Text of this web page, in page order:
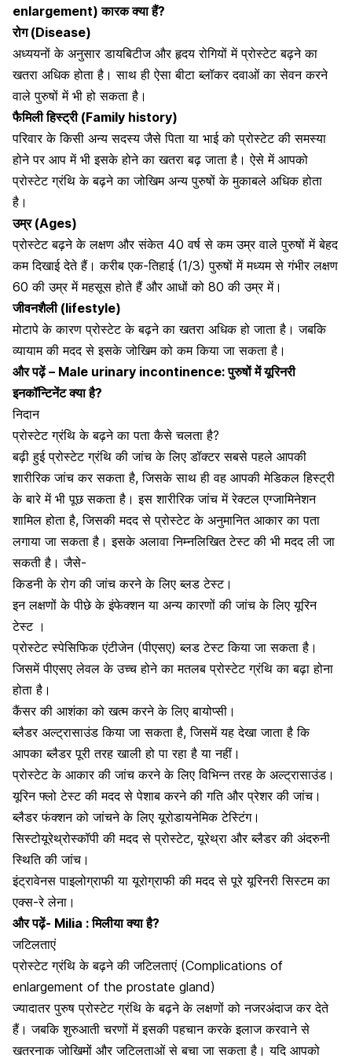
enlargement) कारक क्या हैं?
रोग (Disease)
अध्ययनों के अनुसार डायबिटीज और हृदय रोगियों में प्रोस्टेट बढ़ने का
खतरा अधिक होता है। साथ ही ऐसा बीटा ब्लॉकर दवाओं का सेवन करने
वाले पुरुषों में भी हो सकता है।
फैमिली हिस्ट्री (Family history)
परिवार के किसी अन्य सदस्य जैसे पिता या भाई को प्रोस्टेट की समस्या
होने पर आप में भी इसके होने का खतरा बढ़ जाता है। ऐसे में आपको
प्रोस्टेट ग्रंथि के बढ़ने का जोखिम अन्य पुरुषों के मुकाबले अधिक होता
है।
उम्र (Ages)
प्रोस्टेट बढ़ने के लक्षण और संकेत 40 वर्ष से कम उम्र वाले पुरुषों में बेहद
कम दिखाई देते हैं। करीब एक-तिहाई (1/3) पुरुषों में मध्यम से गंभीर लक्षण
60 की उम्र में महसूस होते हैं और आधों को 80 की उम्र में।
जीवनशैली (lifestyle)
मोटापे के कारण प्रोस्टेट के बढ़ने का खतरा अधिक हो जाता है। जबकि
व्यायाम की मदद से इसके जोखिम को कम किया जा सकता है।
और पढ़ें – Male urinary incontinence: पुरुषों में यूरिनरी
इनकॉन्टिनेंट क्या है?
निदान
प्रोस्टेट ग्रंथि के बढ़ने का पता कैसे चलता है?
बढ़ी हुई प्रोस्टेट ग्रंथि की जांच के लिए डॉक्टर सबसे पहले आपकी
शारीरिक जांच कर सकता है, जिसके साथ ही वह आपकी मेडिकल हिस्ट्री
के बारे में भी पूछ सकता है। इस शारीरिक जांच में रेक्टल एग्जामिनेशन
शामिल होता है, जिसकी मदद से प्रोस्टेट के अनुमानित आकार का पता
लगाया जा सकता है। इसके अलावा निम्नलिखित टेस्ट की भी मदद ली जा
सकती है। जैसे-
किडनी के रोगकी जांच करने के लिए ब्लड टेस्ट।
इन लक्षणों के पीछे के इंफेक्शन या अन्य कारणों की जांच के लिएयूरिन
टेस्ट ।
प्रोस्टेट स्पेसिफिक एंटीजेन (पीएसए) ब्लड टेस्ट किया जा सकता है।
जिसमें पीएसए लेवल के उच्च होने का मतलब प्रोस्टेट ग्रंथि का बढ़ा होना
होता है।
कैंसर की आशंका को खत्म करने के लिए बायोप्सी।
ब्लैडर अल्ट्रासाउंड किया जा सकता है, जिसमें यह देखा जाता है कि
आपका ब्लैडर पूरी तरह खाली हो पा रहा है या नहीं।
प्रोस्टेट के आकार की जांच करने के लिए विभिन्न तरह के अल्ट्रासाउंड।
यूरिन फ्लो टेस्ट की मदद से पेशाब करने की गति और प्रेशर की जांच।
ब्लैडर फंक्शन को जांचने के लिए यूरोडायनेमिक टेस्टिंग।
सिस्टोयूरेथ्रोस्कॉपी की मदद से प्रोस्टेट, यूरेथ्रा और ब्लैडर की अंदरुनी
स्थिति की जांच।
इंट्रावेनस पाइलोग्राफी या यूरोग्राफी की मदद से पूरे यूरिनरी सिस्टम का
एक्स-रे लेना।
और पढ़ें- Milia : मिलीया क्या है?
जटिलताएं
प्रोस्टेट ग्रंथि के बढ़ने की जटिलताएं (Complications of
enlargement of the prostate gland)
ज्यादातर पुरुष प्रोस्टेट ग्रंथि के बढ़ने के लक्षणों को नजरअंदाज कर देते
हैं। जबकि शुरुआती चरणों में इसकी पहचान करके इलाज करवाने से
खतरनाक जोखिमों और जटिलताओं से बचा जा सकता है। यदि आपको